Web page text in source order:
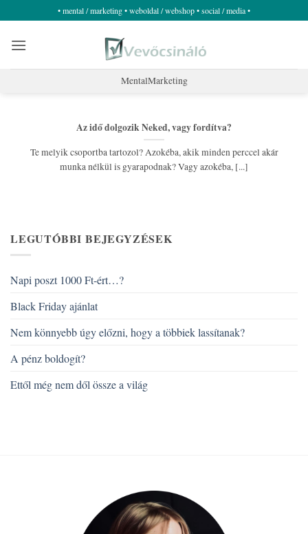
to
content
• mental / marketing • weboldal / webshop • social / media •
MentalMarketing
Az idő dolgozik Neked, vagy fordítva?
Te melyik csoportba tartozol? Azokéba, akik minden perccel akár
munka nélkül is gyarapodnak? Vagy azokéba, [...]
LEGUTÓBBI BEJEGYZÉSEK
Napi poszt 1000 Ft-ért…?
Black Friday ajánlat
Nem könnyebb úgy előzni, hogy a többiek lassítanak?
A pénz boldogít?
Ettől még nem dől össze a világ